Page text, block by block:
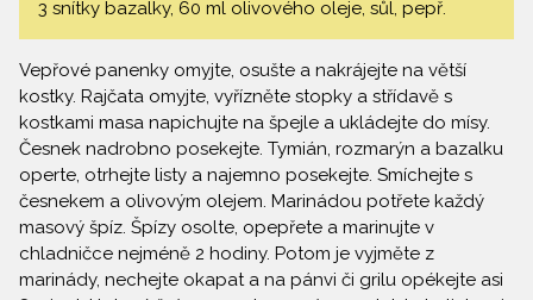
3 snítky bazalky, 60 ml olivového oleje, sůl, pepř.
Vepřové panenky omyjte, osušte a nakrájejte na větší
kostky. Rajčata omyjte, vyřízněte stopky a střídavě s
kostkami masa napichujte na špejle a ukládejte do mísy.
Česnek nadrobno posekejte. Tymián, rozmarýn a bazalku
operte, otrhejte listy a najemno posekejte. Smíchejte s
česnekem a olivovým olejem. Marinádou potřete každý
masový špíz. Špízy osolte, opepřete a marinujte v
chladničce nejméně 2 hodiny. Potom je vyjměte z
marinády, nechejte okapat a na pánvi či grilu opékejte asi